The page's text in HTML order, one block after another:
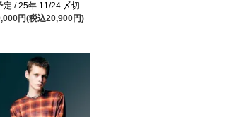
定 / 25年 11/24 〆切
円(税込20,900円)